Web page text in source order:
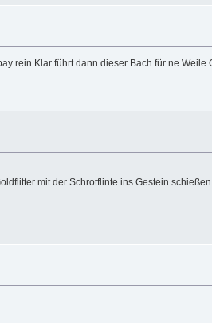
rein.Klar führt dann dieser Bach für ne Weile
mit der Schrotflinte ins Gestein